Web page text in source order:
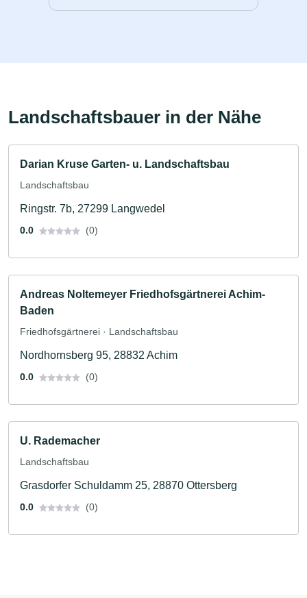
Landschaftsbauer in der Nähe
Darian Kruse Garten- u. Landschaftsbau
Landschaftsbau
Ringstr. 7b, 27299 Langwedel
0.0 (0)
Andreas Noltemeyer Friedhofsgärtnerei Achim-
Baden
Friedhofsgärtnerei · Landschaftsbau
Nordhornsberg 95, 28832 Achim
0.0 (0)
U. Rademacher
Landschaftsbau
Grasdorfer Schuldamm 25, 28870 Ottersberg
0.0 (0)